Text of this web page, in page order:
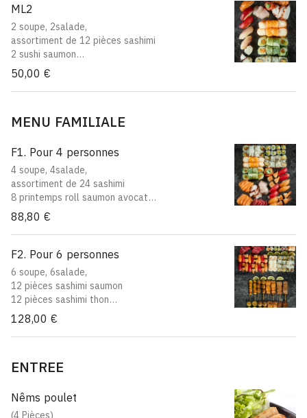
8 maki cheese
2 yakitori saumon
2 yakitori poulet
2 yakitori boeuf au fromage
ML2
2 soupe, 2salade,
assortiment de 12 pièces sashimi
2 sushi saumon
2 sushi thon
2 sushi daurade
2 sushi poulpe
8 printemps roll
8 california thon cuit avocat
50,00 €
MENU FAMILIALE
F1. Pour 4 personnes
4 soupe, 4salade,
assortiment de 24 sashimi
8 printemps roll saumon avocat
8 maki avocat
8 saumon roll cheese
8 california saumon avocat
4 sushi saumon
4 sushi thon
4 sushi crevette
2 yakitori boeuf au fromage
2 yakitori boulette de poulet
2 yakitori saumon
2 yakitori poulet
88,80 €
F2. Pour 6 personnes
6 soupe, 6salade,
12 pièces sashimi saumon
12 pièces sashimi thon
8 maki thon
8 maki saumon
8 maki avocat
6 sushi saumon
6 sushi crevette
8 california saumon avocat
128,00 €
ENTREE
Nêms poulet
(4 Pièces)